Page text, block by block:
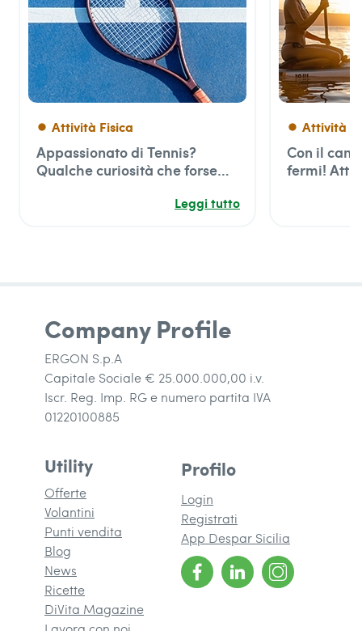
fiber_manual_record Attività Fisica
Appassionato di Tennis?
Qualche curiosità che forse
Leggi tutto
fiber_manual_record Attività
Con il
fermi!
Company Profile
ERGON S.p.A
Capitale Sociale € 25.000.000,00 i.v.
Iscr. Reg. Imp. RG e numero partita IVA
01220100885
Utility
Offerte
Volantini
Punti vendita
Blog
News
Ricette
DiVita Magazine
Profilo
Login
Registrati
App Despar Sicilia